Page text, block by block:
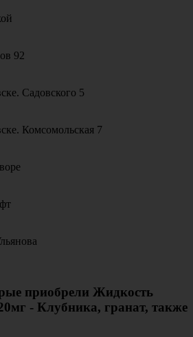
92
Садовского 5
Комсомольская 7
приобрели Жидкость
- Клубника, гранат, также